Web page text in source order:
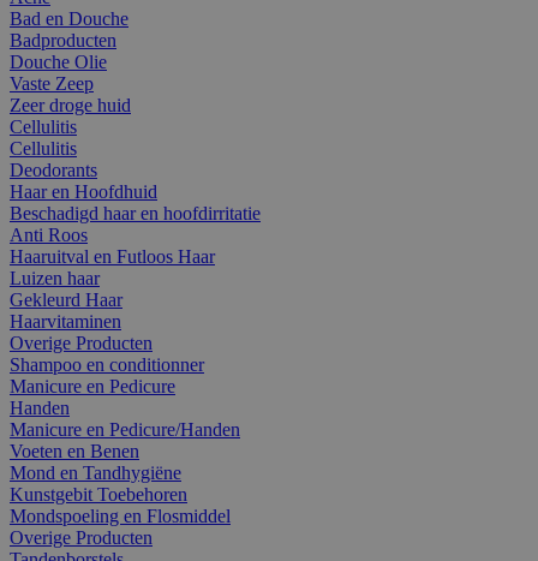
Bad en Douche
Badproducten
Douche Olie
Vaste Zeep
Zeer droge huid
Cellulitis
Cellulitis
Deodorants
Haar en Hoofdhuid
Beschadigd haar en hoofdirritatie
Anti Roos
Haaruitval en Futloos Haar
Luizen haar
Gekleurd Haar
Haarvitaminen
Overige Producten
Shampoo en conditionner
Manicure en Pedicure
Handen
Manicure en Pedicure/Handen
Voeten en Benen
Mond en Tandhygiëne
Kunstgebit Toebehoren
Mondspoeling en Flosmiddel
Overige Producten